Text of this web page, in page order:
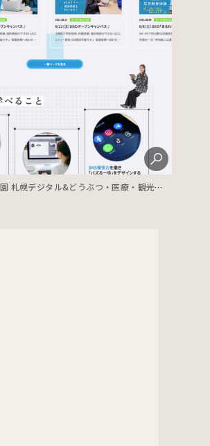
学校法人経専学園 札幌デジタル&どうぶつ・医療・観光専門学校